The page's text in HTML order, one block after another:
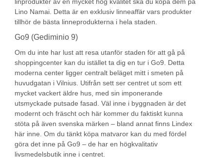
Lino Namai. Detta är en exklusiv linneaffär vars produkter
tillhör de bästa linneprodukterna i hela staden.
Go9 (Gediminio 9)
Om du inte har lust att resa utanför staden för att gå på
shoppingcenter kan du istället ta dig en tur i Go9. Detta
moderna center ligger centralt beläget mitt i smeten på
huvudgatan i Vilnius. Utifrån sett ser centret ut som ett
mycket vackert äldre hus, med sin imponerande
utsmyckade putsade fasad. Väl inne i byggnaden är det
modernt och fräscht och här kommer du faktiskt kunna
stöta på även svenska märken – bland annat finns Lindex
här inne. Om du tänkt köpa matvaror kan du med fördel
göra det inne på Go9 – de har en högkvalitativ
livsmedelsbutik inne i centret.